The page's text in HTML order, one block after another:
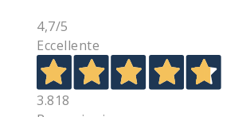
4,7/5
Eccellente
3.818